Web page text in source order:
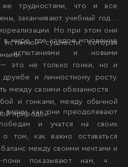
трудностями, что и все
заканчивают учебный год и
Но при этом они
сущности, которая
мире, где каждое мгновение
испытаниями и новыми
это не только гонки, но и
и личностному росту.
между своими обязанностями
и гонками, между обычной
природой.
видим, как они преодолевают
и учатся на своих
том, как важно оставаться
между своими мечтами и
пони показывают нам, что,